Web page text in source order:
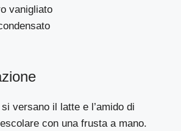
vanigliato
versano il latte e l’amido di
con una frusta a mano.